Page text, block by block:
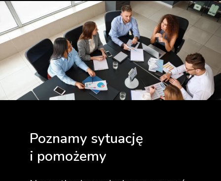
Poznamy sytuację
i pomożemy